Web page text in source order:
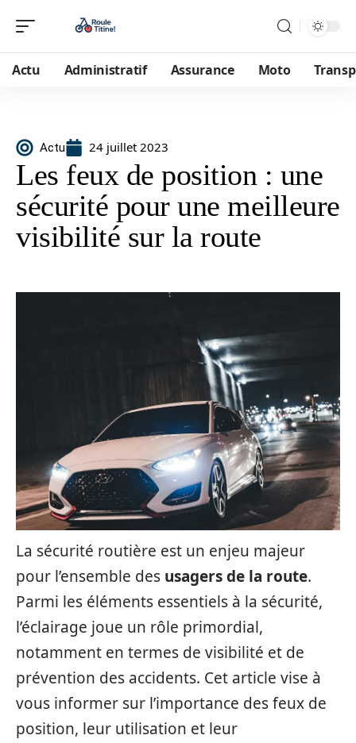
Actu Administratif Assurance Moto
Actu 24 juillet 2023
Les feux de position : une
sécurité pour une meilleure
visibilité sur la route
La sécurité routière est un enjeu majeur
pour l’ensemble des usagers de la route.
Parmi les éléments essentiels à la sécurité,
l’éclairage joue un rôle primordial,
notamment en termes de visibilité et de
prévention des accidents. Cet article vise à
vous informer sur l’importance des feux de
position, leur utilisation et leur